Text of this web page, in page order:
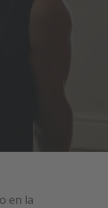
en la